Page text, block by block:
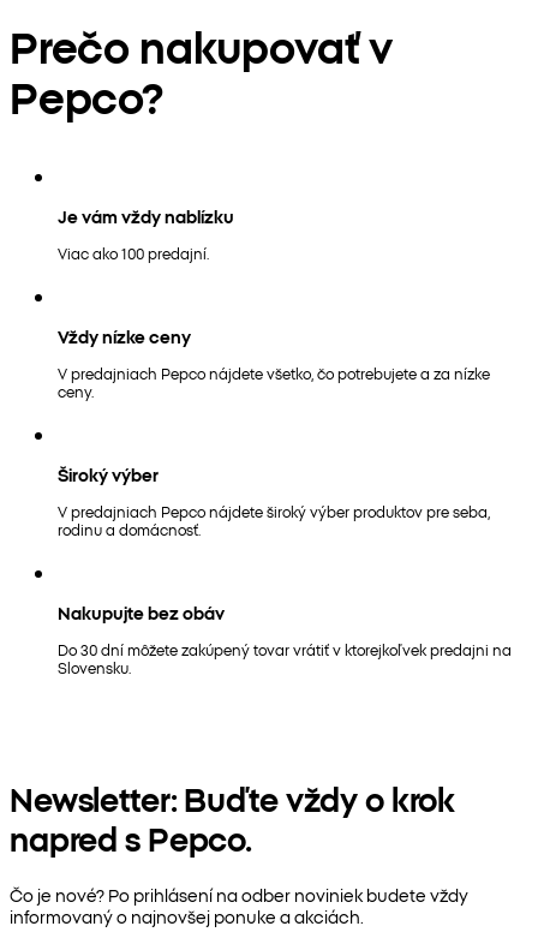
Prečo nakupovať v
Pepco?
Je vám vždy nablízku
Viac ako 100 predajní.
Vždy nízke ceny
V predajniach Pepco nájdete všetko, čo potrebujete a za nízke
ceny.
Široký výber
V predajniach Pepco nájdete široký výber produktov pre seba,
rodinu a domácnosť.
Nakupujte bez obáv
Do 30 dní môžete zakúpený tovar vrátiť v ktorejkoľvek predajni na
Slovensku.
Newsletter: Buďte vždy o krok
napred s Pepco.
Čo je nové? Po prihlásení na odber noviniek budete vždy
informovaný o najnovšej ponuke a akciách.